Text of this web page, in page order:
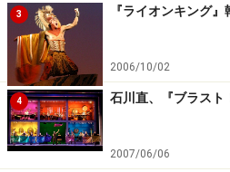
10月5日（土）～11月3日（日）
PARCO劇場
【チケット料金】8,500円（全席
東京公演終了後、福岡、宮城
あり
http://www.parco-
3 『ライオンキング
2006/10/02
4 石川直、『ブラスト
2007/06/06